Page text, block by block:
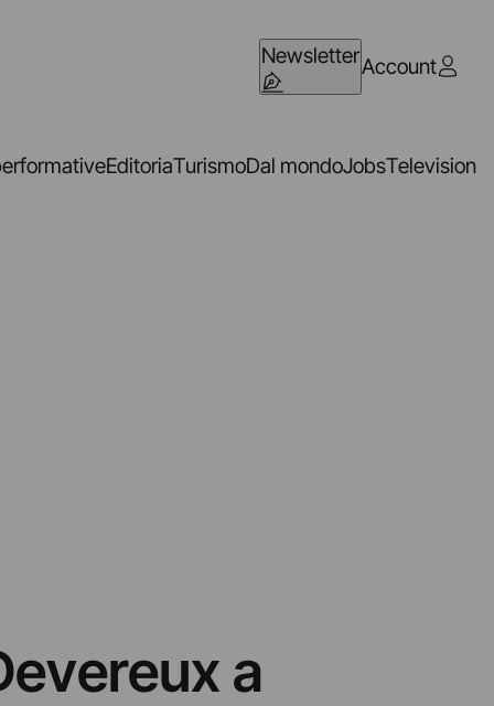
NewsletterAccount
EditoriaTurismoDal mondoJobsTelevision
a